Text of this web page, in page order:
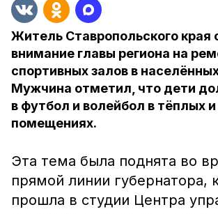
Житель Ставропольского края
внимание главы региона на
спортивных залов в
Мужчина отметил, что дети
в футбол и волейбол в тёплых
помещениях.
Эта тема была поднята во
прямой линии губернатора,
прошла в студии Центра